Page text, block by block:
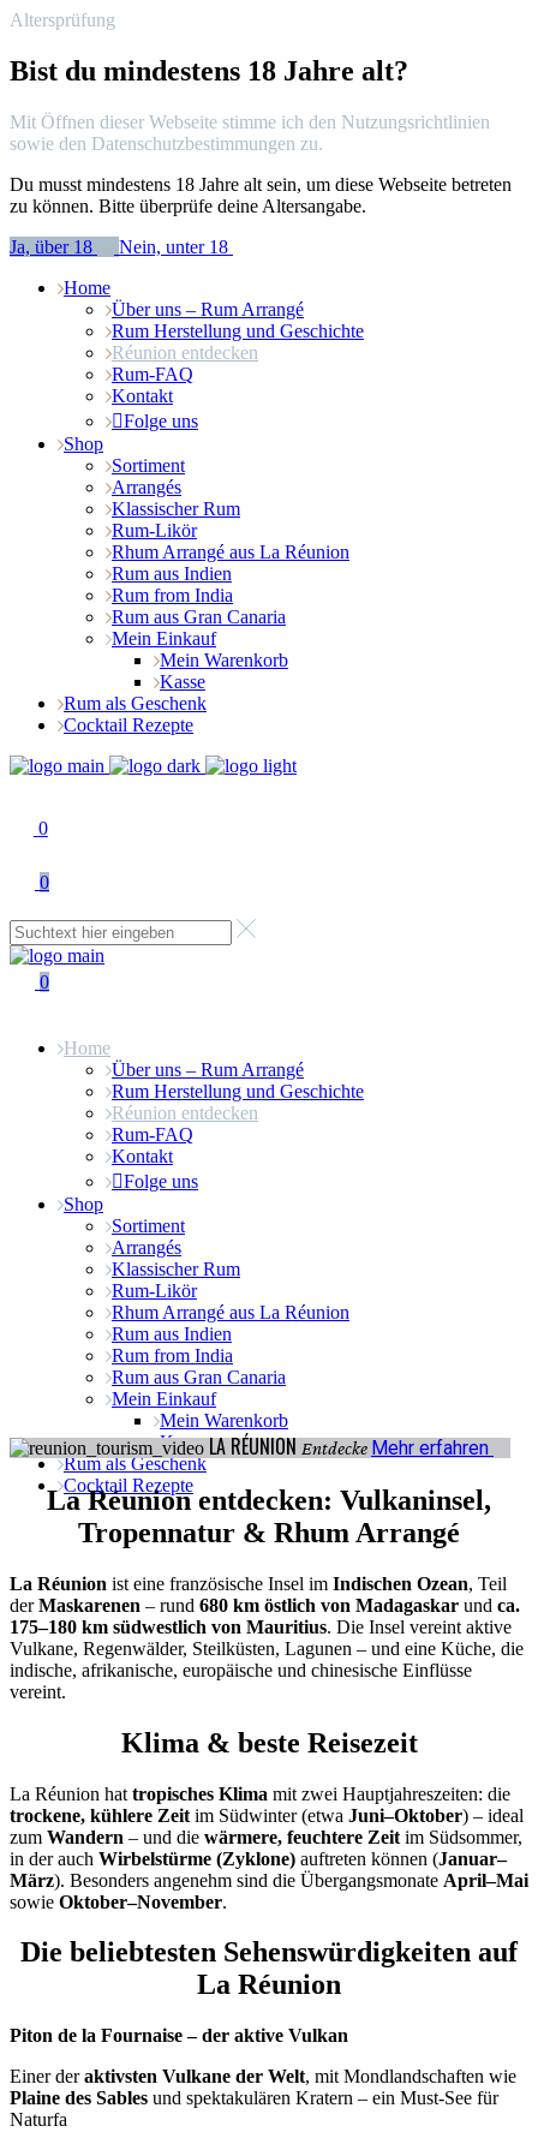
Altersprüfung
Bist du mindestens 18 Jahre alt?
Mit Öffnen dieser Webseite stimme ich den Nutzungsrichtlinien
sowie den Datenschutzbestimmungen zu.
Du musst mindestens 18 Jahre alt sein, um diese Webseite betreten
zu können. Bitte überprüfe deine Altersangabe.
Ja, über 18
Nein, unter 18
Home
Über uns – Rum Arrangé
Rum Herstellung und Geschichte
Réunion entdecken
Rum-FAQ
Kontakt
Folge uns
Shop
Sortiment
Arrangés
Klassischer Rum
Rum-Likör
Rhum Arrangé aus La Réunion
Rum aus Indien
Rum from India
Rum aus Gran Canaria
Mein Einkauf
Mein Warenkorb
Kasse
Rum als Geschenk
Cocktail Rezepte
0
0
0
Home
Über uns – Rum Arrangé
Rum Herstellung und Geschichte
Réunion entdecken
Rum-FAQ
Kontakt
Folge uns
Shop
Sortiment
Arrangés
Klassischer Rum
Rum-Likör
Rhum Arrangé aus La Réunion
Rum aus Indien
Rum from India
Rum aus Gran Canaria
Mein Einkauf
Mein Warenkorb
Kasse
Rum als Geschenk
Cocktail Rezepte
LA RÉUNIONEntdecke Mehr erfahren
La Réunion entdecken: Vulkaninsel,
Tropennatur & Rhum Arrangé
La Réunion ist eine französische Insel im Indischen Ozean, Teil
derMaskarenen – rund 680 km östlich von Madagaskar und ca.
175–180 km südwestlich von Mauritius. Die Insel vereint aktive
Vulkane, Regenwälder, Steilküsten, Lagunen – und eine Küche, die
indische, afrikanische, europäische und chinesische Einflüsse
vereint.
Klima & beste Reisezeit
La Réunion hat tropisches Klima mit zwei Haupt­jahreszeiten: die
trockene, kühlere Zeit im Südwinter (etwa Juni–Oktober) – ideal
zum Wandern – und die wärmere, feuchtere Zeit im Südsommer,
in der auch Wirbelstürme (Zyklone) auftreten können (Januar–
März). Besonders angenehm sind die Übergangsmonate April–Mai
sowie Oktober–November.
Die beliebtesten Sehenswürdigkeiten auf
La Réunion
Piton de la Fournaise – der aktive Vulkan
Einer deraktivsten Vulkane der Welt, mit Mondlandschaften wie
Plaine des Sables und spektakulären Kratern – ein Must-See für
Naturfa